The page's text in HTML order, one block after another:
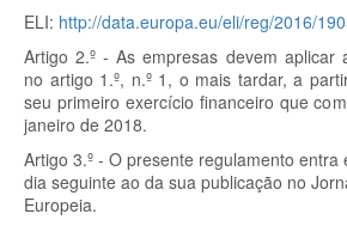
ELI: http://data.europa.eu/eli/reg/2016/
Artigo 2.º - As empresas devem aplicar
no artigo 1.º, n.º 1, o mais tardar, a
seu primeiro exercício financeiro que
janeiro de 2018.
Artigo 3.º - O presente regulamento entra
dia seguinte ao da sua publicação no
Europeia.